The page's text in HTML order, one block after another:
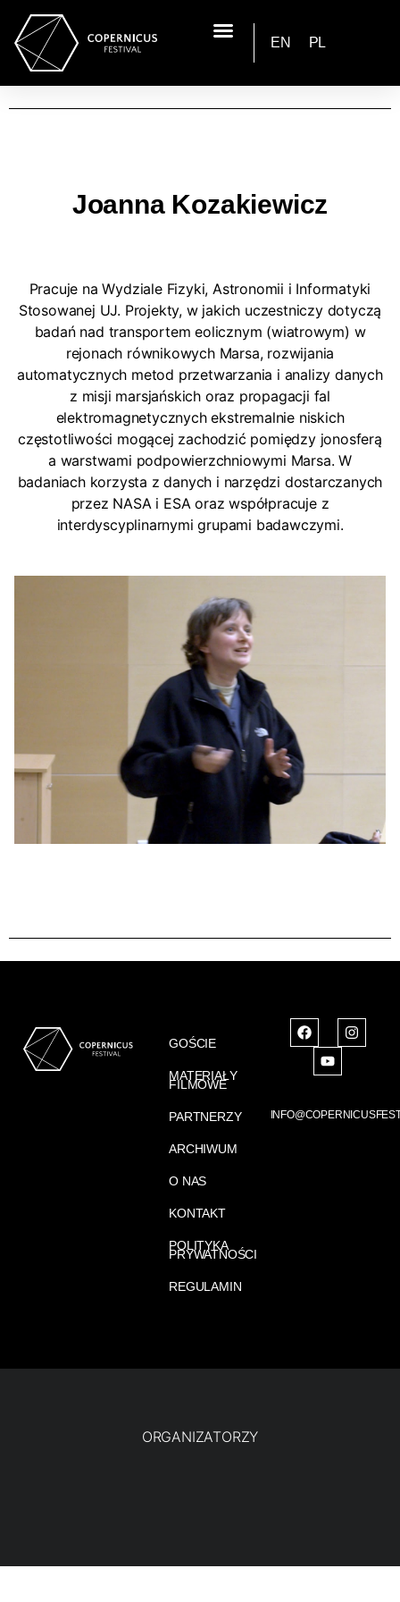
EN PL
Joanna Kozakiewicz
Pracuje na Wydziale Fizyki, Astronomii i Informatyki
Stosowanej UJ. Projekty, w jakich uczestniczy dotyczą
badań nad transportem eolicznym (wiatrowym) w
rejonach równikowych Marsa, rozwijania
automatycznych metod przetwarzania i analizy danych
z misji marsjańskich oraz propagacji fal
elektromagnetycznych ekstremalnie niskich
częstotliwości mogącej zachodzić pomiędzy jonosferą
a warstwami podpowierzchniowymi Marsa. W
badaniach korzysta z danych i narzędzi dostarczanych
przez NASA i ESA oraz współpracuje z
interdyscyplinarnymi grupami badawczymi.
GOŚCIE
MATERIAŁY
FILMOWE
PARTNERZY
ARCHIWUM
O NAS
KONTAKT
POLITYKA
PRYWATNOŚCI
REGULAMIN
ORGANIZATORZY